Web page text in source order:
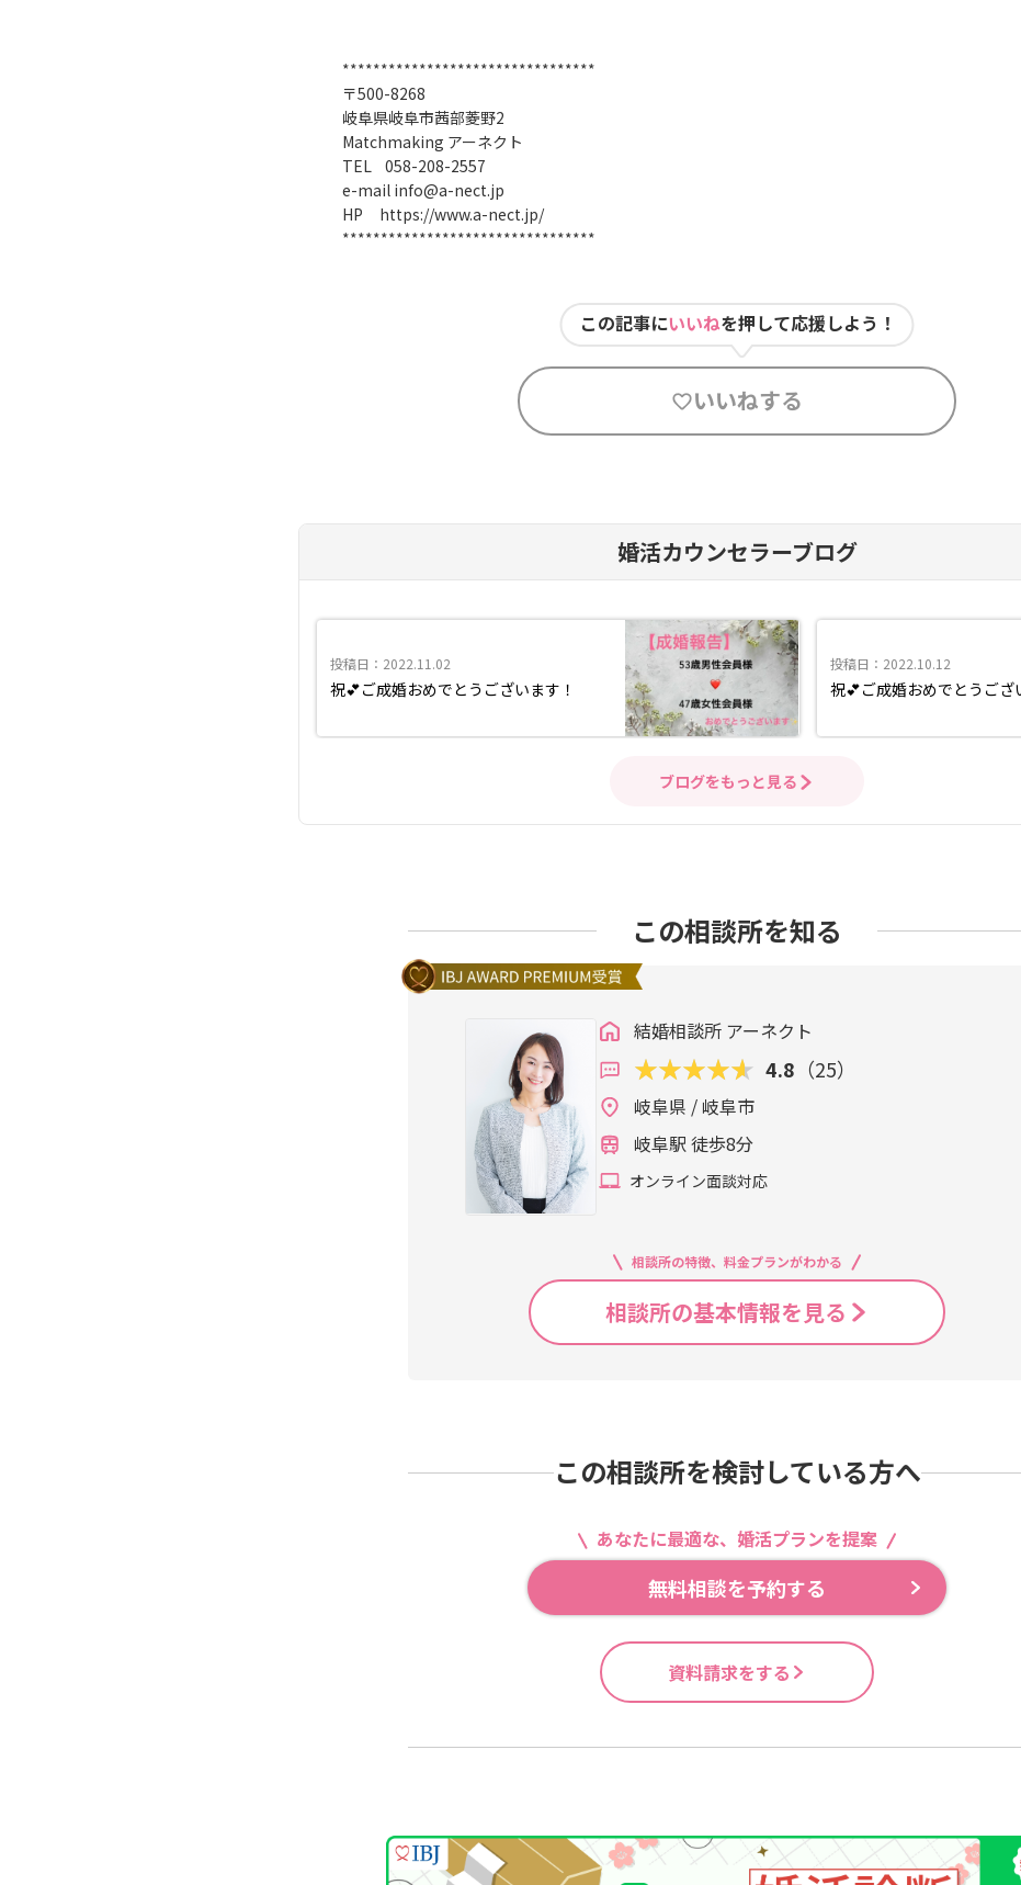
*********************************
〒500-8268
岐阜県岐阜市茜部菱野2
Matchmaking アーネクト
TEL 058-208-2557
e-mail info@a-nect.jp
HP https://www.a-nect.jp/
*********************************
この記事にいいねを押して応援しよう！
いいねする
婚活カウンセラーブログ
投稿日：2022.11.02
祝💕ご成婚おめでとうございます！
投稿日：2022.10.12
祝💕ご成婚おめでとうござ
ブログをもっと見る
この相談所を知る
結婚相談所 アーネクト
4.8 （25）
岐阜県 / 岐阜市
岐阜駅 徒歩8分
オンライン面談対応
相談所の特徴、料金プランがわかる
相談所の基本情報を見る
この相談所を検討している方へ
あなたに最適な、婚活プランを提案
無料相談を予約する
資料請求をする